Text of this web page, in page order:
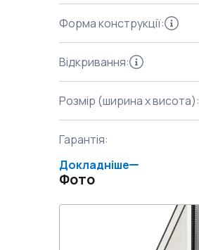
Форма конструкції:
Відкривання:
Розмір (ширина x висота):
Гарантія:
Докладніше
Фото